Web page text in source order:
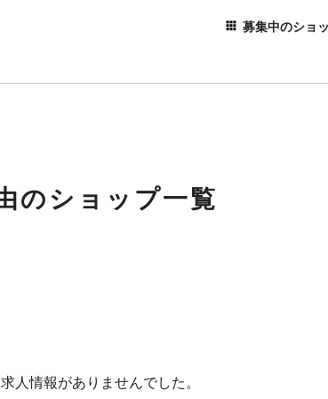
募集中のショ
のショップ一覧
人情報がありませんでした。